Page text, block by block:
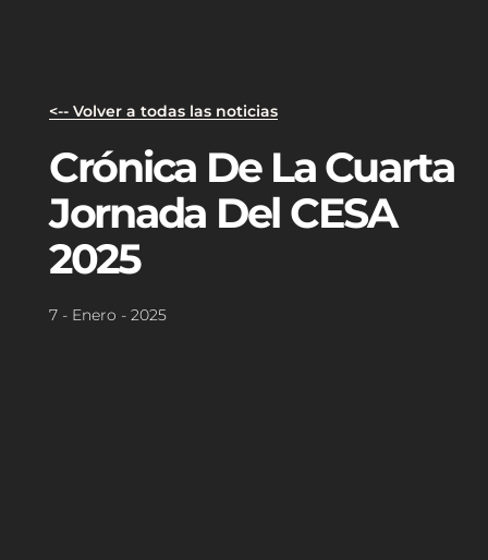
<-- Volver a todas las noticias
Crónica De La Cuarta
Jornada Del CESA
2025
7 - Enero - 2025